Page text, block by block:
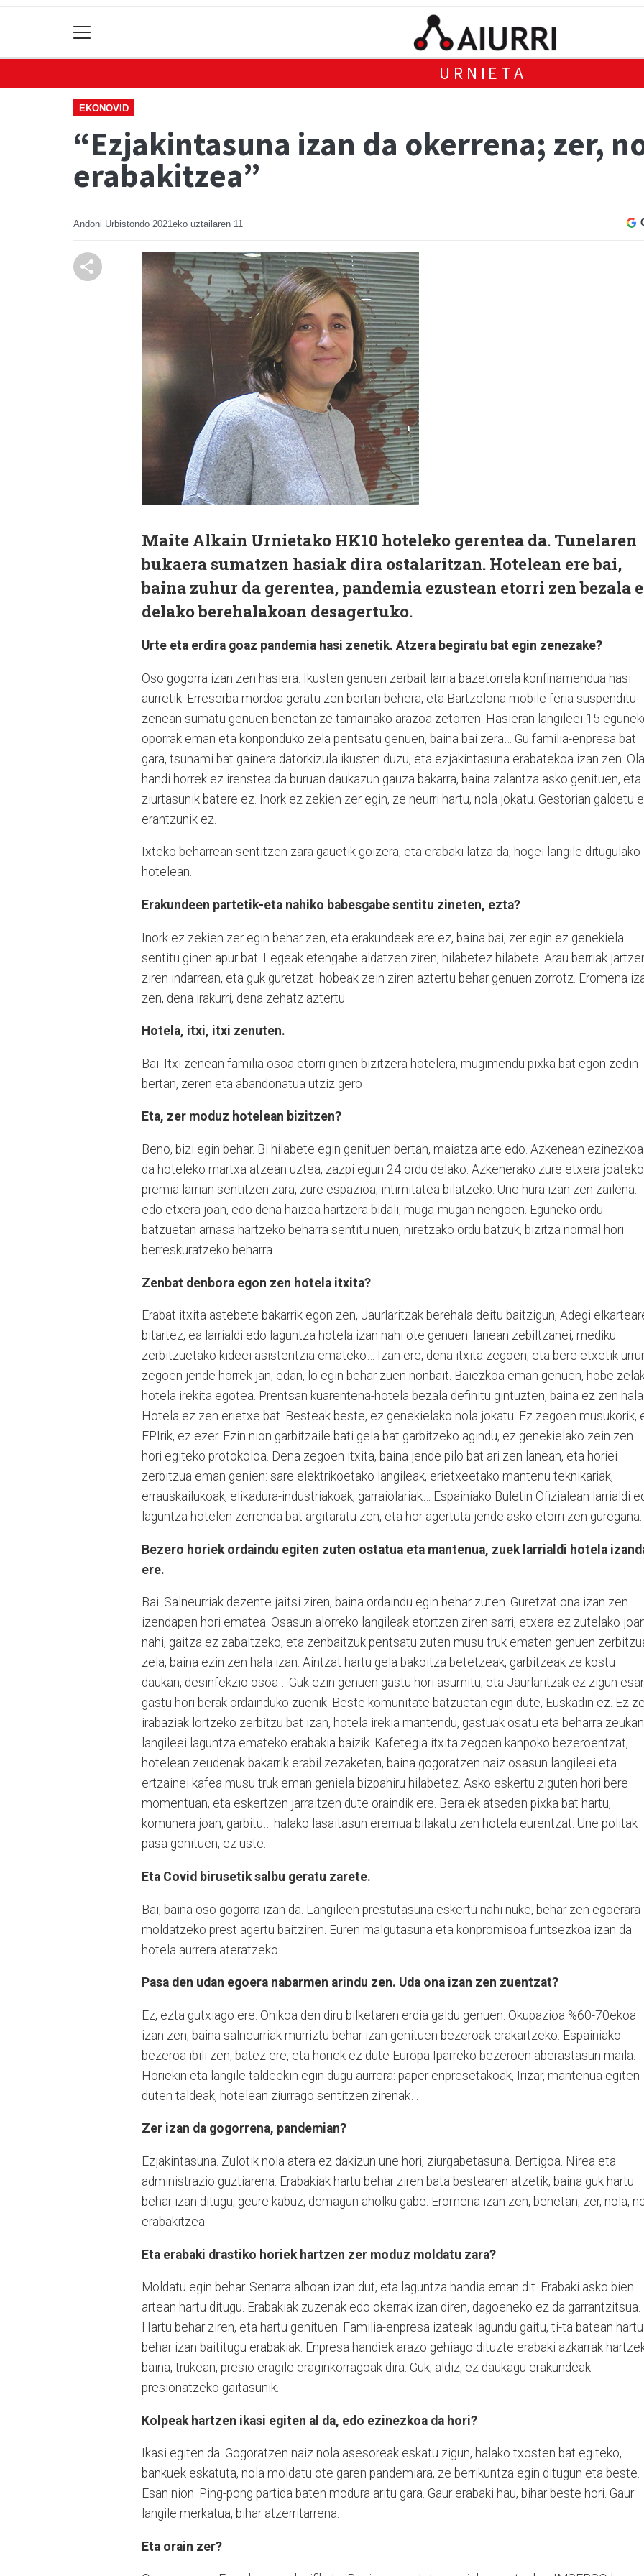
URNIETA
EKONOVID
“Ezjakintasuna izan da okerrena; zer,
erabakitzea”
Andoni Urbistondo 2021eko uztailaren 11
Maite Alkain Urnietako HK10 hoteleko gerentea da. Tunelaren
bukaera sumatzen hasiak dira ostalaritzan. Hotelean ere bai,
baina zuhur da gerentea, pandemia ezustean etorri zen bezala
delako berehalakoan desagertuko.
Urte eta erdira goaz pandemia hasi zenetik. Atzera begiratu bat egin zenezake?
Oso gogorra izan zen hasiera. Ikusten genuen zerbait larria bazetorrela konfinamendua hasi
aurretik. Erreserba mordoa geratu zen bertan behera, eta Bartzelona mobile feria suspenditu
zenean sumatu genuen benetan ze tamainako arazoa zetorren. Hasieran langileei 15
oporrak eman eta konponduko zela pentsatu genuen, baina bai zera… Gu familia-enpresa bat
gara, tsunami bat gainera datorkizula ikusten duzu, eta ezjakintasuna erabatekoa izan zen.
handi horrek ez irenstea da buruan daukazun gauza bakarra, baina zalantza asko genituen, eta
ziurtasunik batere ez. Inork ez zekien zer egin, ze neurri hartu, nola jokatu. Gestorian galdetu
erantzunik ez.
Ixteko beharrean sentitzen zara gauetik goizera, eta erabaki latza da, hogei langile ditugulako
hotelean.
Erakundeen partetik-eta nahiko babesgabe sentitu zineten, ezta?
Inork ez zekien zer egin behar zen, eta erakundeek ere ez, baina bai, zer egin ez genekiela
sentitu ginen apur bat. Legeak etengabe aldatzen ziren, hilabetez hilabete. Arau berriak
ziren indarrean, eta guk guretzat hobeak zein ziren aztertu behar genuen zorrotz. Eromena
zen, dena irakurri, dena zehatz aztertu.
Hotela, itxi, itxi zenuten.
Bai. Itxi zenean familia osoa etorri ginen bizitzera hotelera, mugimendu pixka bat egon zedin
bertan, zeren eta abandonatua utziz gero…
Eta, zer moduz hotelean bizitzen?
Beno, bizi egin behar. Bi hilabete egin genituen bertan, maiatza arte edo. Azkenean ezinezkoa
da hoteleko martxa atzean uztea, zazpi egun 24 ordu delako. Azkenerako zure etxera joateko
premia larrian sentitzen zara, zure espazioa, intimitatea bilatzeko. Une hura izan zen zailena:
edo etxera joan, edo dena haizea hartzera bidali, muga-mugan nengoen. Eguneko ordu
batzuetan arnasa hartzeko beharra sentitu nuen, niretzako ordu batzuk, bizitza normal hori
berreskuratzeko beharra.
Zenbat denbora egon zen hotela itxita?
Erabat itxita astebete bakarrik egon zen, Jaurlaritzak berehala deitu baitzigun, Adegi
bitartez, ea larrialdi edo laguntza hotela izan nahi ote genuen: lanean zebiltzanei, mediku
zerbitzuetako kideei asistentzia emateko… Izan ere, dena itxita zegoen, eta bere etxetik
zegoen jende horrek jan, edan, lo egin behar zuen nonbait. Baiezkoa eman genuen, hobe
hotela irekita egotea. Prentsan kuarentena-hotela bezala definitu gintuzten, baina ez zen
Hotela ez zen erietxe bat. Besteak beste, ez genekielako nola jokatu. Ez zegoen musukorik,
EPIrik, ez ezer. Ezin nion garbitzaile bati gela bat garbitzeko agindu, ez genekielako zein zen
hori egiteko protokoloa. Dena zegoen itxita, baina jende pilo bat ari zen lanean, eta horiei
zerbitzua eman genien: sare elektrikoetako langileak, erietxeetako mantenu teknikariak,
errauskailukoak, elikadura-industriakoak, garraiolariak… Espainiako Buletin Ofizialean larrialdi
laguntza hotelen zerrenda bat argitaratu zen, eta hor agertuta jende asko etorri zen guregana.
Bezero horiek ordaindu egiten zuten ostatua eta mantenua, zuek larrialdi hotela
ere.
Bai. Salneurriak dezente jaitsi ziren, baina ordaindu egin behar zuten. Guretzat ona izan zen
izendapen hori ematea. Osasun alorreko langileak etortzen ziren sarri, etxera ez zutelako
nahi, gaitza ez zabaltzeko, eta zenbaitzuk pentsatu zuten musu truk ematen genuen
zela, baina ezin zen hala izan. Aintzat hartu gela bakoitza betetzeak, garbitzeak ze kostu
daukan, desinfekzio osoa… Guk ezin genuen gastu hori asumitu, eta Jaurlaritzak ez zigun
gastu hori berak ordainduko zuenik. Beste komunitate batzuetan egin dute, Euskadin ez. Ez
irabaziak lortzeko zerbitzu bat izan, hotela irekia mantendu, gastuak osatu eta beharra zeukan
langileei laguntza emateko erabakia baizik. Kafetegia itxita zegoen kanpoko bezeroentzat,
hotelean zeudenak bakarrik erabil zezaketen, baina gogoratzen naiz osasun langileei eta
ertzainei kafea musu truk eman geniela bizpahiru hilabetez. Asko eskertu ziguten hori bere
momentuan, eta eskertzen jarraitzen dute oraindik ere. Beraiek atseden pixka bat hartu,
komunera joan, garbitu… halako lasaitasun eremua bilakatu zen hotela eurentzat. Une politak
pasa genituen, ez uste.
Eta Covid birusetik salbu geratu zarete.
Bai, baina oso gogorra izan da. Langileen prestutasuna eskertu nahi nuke, behar zen egoerara
moldatzeko prest agertu baitziren. Euren malgutasuna eta konpromisoa funtsezkoa izan da
hotela aurrera ateratzeko.
Pasa den udan egoera nabarmen arindu zen. Uda ona izan zen zuentzat?
Ez, ezta gutxiago ere. Ohikoa den diru bilketaren erdia galdu genuen. Okupazioa %60-70ekoa
izan zen, baina salneurriak murriztu behar izan genituen bezeroak erakartzeko. Espainiako
bezeroa ibili zen, batez ere, eta horiek ez dute Europa Iparreko bezeroen aberastasun maila.
Horiekin eta langile taldeekin egin dugu aurrera: paper enpresetakoak, Irizar, mantenua egiten
duten taldeak, hotelean ziurrago sentitzen zirenak…
Zer izan da gogorrena, pandemian?
Ezjakintasuna. Zulotik nola atera ez dakizun une hori, ziurgabetasuna. Bertigoa. Nirea eta
administrazio guztiarena. Erabakiak hartu behar ziren bata bestearen atzetik, baina guk hartu
behar izan ditugu, geure kabuz, demagun aholku gabe. Eromena izan zen, benetan, zer, nola,
erabakitzea.
Eta erabaki drastiko horiek hartzen zer moduz moldatu zara?
Moldatu egin behar. Senarra alboan izan dut, eta laguntza handia eman dit. Erabaki asko bien
artean hartu ditugu. Erabakiak zuzenak edo okerrak izan diren, dagoeneko ez da garrantzitsua.
Hartu behar ziren, eta hartu genituen. Familia-enpresa izateak lagundu gaitu, ti-ta batean hartu
behar izan baititugu erabakiak. Enpresa handiek arazo gehiago dituzte erabaki azkarrak
baina, trukean, presio eragile eraginkorragoak dira. Guk, aldiz, ez daukagu erakundeak
presionatzeko gaitasunik.
Kolpeak hartzen ikasi egiten al da, edo ezinezkoa da hori?
Ikasi egiten da. Gogoratzen naiz nola asesoreak eskatu zigun, halako txosten bat egiteko,
bankuek eskatuta, nola moldatu ote garen pandemiara, ze berrikuntza egin ditugun eta beste.
Esan nion. Ping-pong partida baten modura aritu gara. Gaur erabaki hau, bihar beste hori. Gaur
langile merkatua, bihar atzerritarrena.
Eta orain zer?